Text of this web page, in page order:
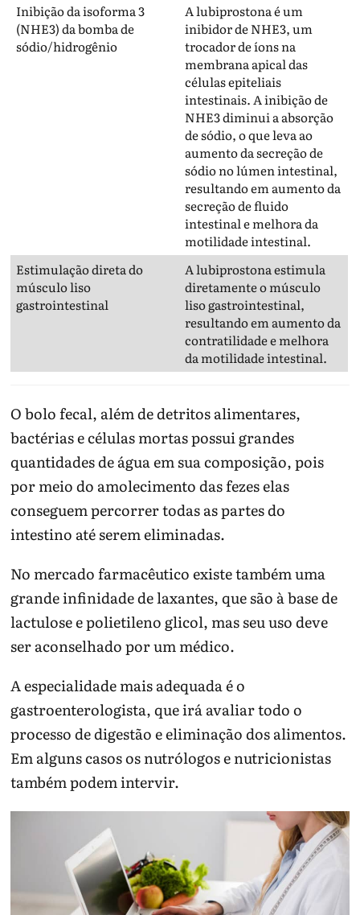
Inibição da isoforma 3
(NHE3) da bomba de
sódio/hidrogênio
A lubiprostona é um
inibidor de NHE3, um
trocador de íons na
membrana apical das
células epiteliais
intestinais. A inibição de
NHE3 diminui a absorção
de sódio, o que leva ao
aumento da secreção de
sódio no lúmen intestinal,
resultando em aumento da
secreção de fluido
intestinal e melhora da
motilidade intestinal.
Estimulação direta do
músculo liso
gastrointestinal
A lubiprostona estimula
diretamente o músculo
liso gastrointestinal,
resultando em aumento da
contratilidade e melhora
da motilidade intestinal.
O bolo fecal, além de detritos alimentares,
bactérias e células mortas possui grandes
quantidades de água em sua composição, pois
por meio do amolecimento das fezes elas
conseguem percorrer todas as partes do
intestino até serem eliminadas.
No mercado farmacêutico existe também uma
grande infinidade de laxantes, que são à base de
lactulose e polietileno glicol, mas seu uso deve
ser aconselhado por um médico.
A especialidade mais adequada é o
gastroenterologista, que irá avaliar todo o
processo de digestão e eliminação dos alimentos.
Em alguns casos os nutrólogos e nutricionistas
também podem intervir.